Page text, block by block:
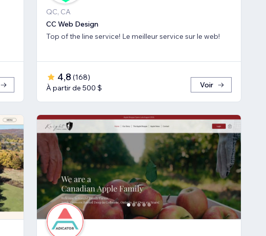
QC, CA
CC Web Design
Top of the line service! Le meilleur service sur le web!
4,8 (168)
À partir de 500 $
Voir